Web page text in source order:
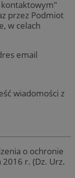
przez Podmiot
w celach
email
wiadomości z
o ochronie
r. (Dz. Urz.